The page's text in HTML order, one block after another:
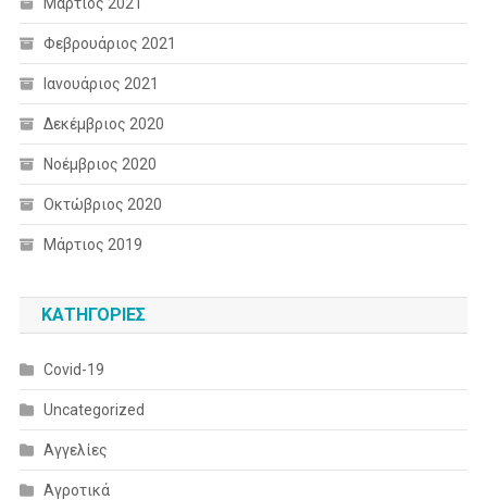
Φεβρουάριος 2021
Ιανουάριος 2021
Δεκέμβριος 2020
Νοέμβριος 2020
Οκτώβριος 2020
Μάρτιος 2019
KΑΤΗΓΟΡΊΕΣ
Covid-19
Uncategorized
Αγγελίες
Αγροτικά